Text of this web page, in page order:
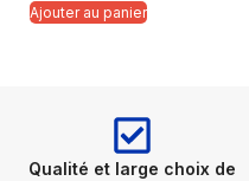
Ajouter au panier
Qualité et large choix de